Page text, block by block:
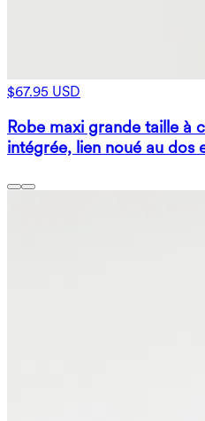
$67.95 USD
Robe maxi grande taille à
intégrée, lien noué au dos